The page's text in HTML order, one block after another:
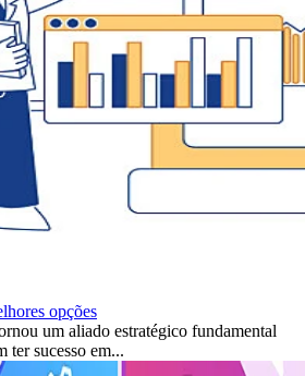
opções
um aliado estratégico fundamental
ter sucesso em...